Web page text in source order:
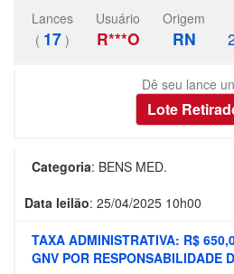
Lances
( 17 )
Usuário
R***O
Origem
RN
Dê seu lance
Categoria: BENS MED.
Data leilão: 25/04/2025 10h00
TAXA ADMINISTRATIVA: R$
GNV POR RESPONSABILIDADE